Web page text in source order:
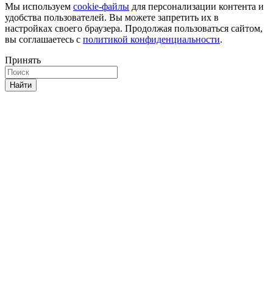
Мы используем cookie-файлы для персонализации контента и
удобства пользователей. Вы можете запретить их в
настройках своего браузера. Продолжая пользоваться сайтом,
вы соглашаетесь с политикой конфиденциальности.
Принять
Найти